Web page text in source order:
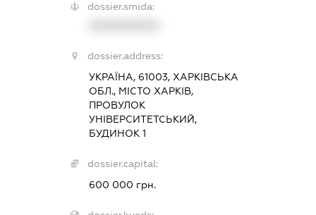
dossier.smida:
dossier.address:
УКРАЇНА, 61003, ХАРКІВСЬКА
ОБЛ., МІСТО ХАРКІВ,
ПРОВУЛОК
УНІВЕРСИТЕТСЬКИЙ,
БУДИНОК 1
dossier.capital:
600 000 грн.